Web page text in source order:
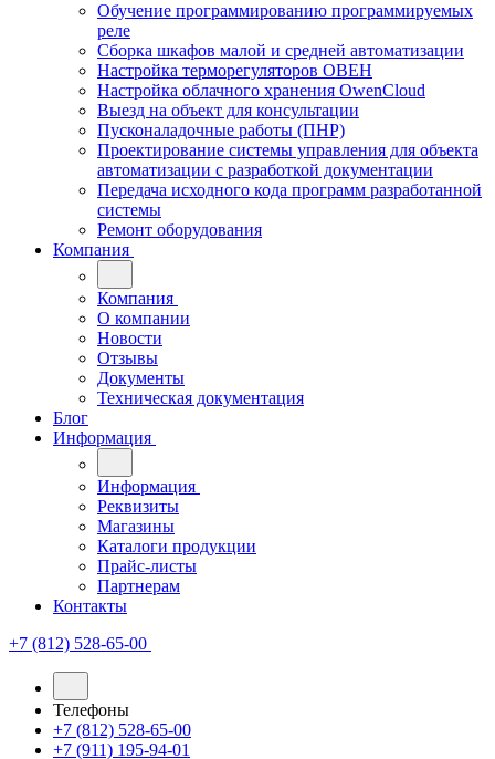
Обучение программированию программируемых
реле
Сборка шкафов малой и средней автоматизации
Настройка терморегуляторов ОВЕН
Настройка облачного хранения OwenCloud
Выезд на объект для консультации
Пусконаладочные работы (ПНР)
Проектирование системы управления для объекта
автоматизации с разработкой документации
Передача исходного кода программ разработанной
системы
Ремонт оборудования
Компания
Компания
О компании
Новости
Отзывы
Документы
Техническая документация
Блог
Информация
Информация
Реквизиты
Магазины
Каталоги продукции
Прайс-листы
Партнерам
Контакты
+7 (812) 528-65-00
Телефоны
+7 (812) 528-65-00
+7 (911) 195-94-01